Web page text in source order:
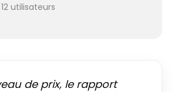
utilisateurs
de prix, le rapport